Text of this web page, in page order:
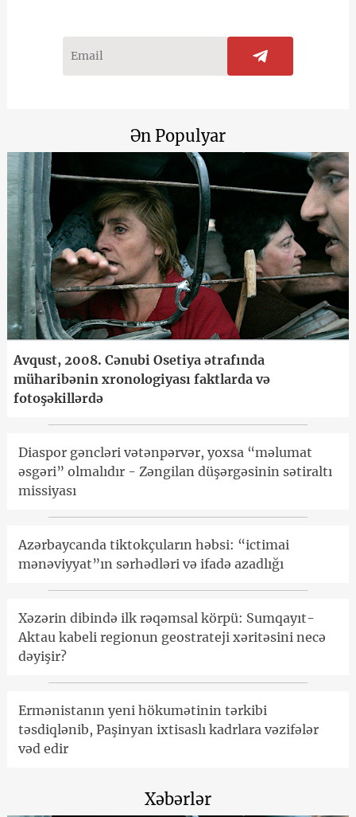
Ən Populyar
Avqust, 2008. Cənubi Osetiya ətrafında
müharibənin xronologiyası faktlarda və
fotoşəkillərdə
Diaspor gəncləri vətənpərvər, yoxsa “məlumat
əsgəri” olmalıdır - Zəngilan düşərgəsinin sətiraltı
missiyası
Azərbaycanda tiktokçuların həbsi: “ictimai
mənəviyyat”ın sərhədləri və ifadə azadlığı
Xəzərin dibində ilk rəqəmsal körpü: Sumqayıt-
Aktau kabeli regionun geostrateji xəritəsini necə
dəyişir?
Ermənistanın yeni hökumətinin tərkibi
təsdiqlənib, Paşinyan ixtisaslı kadrlara vəzifələr
vəd edir
Xəbərlər